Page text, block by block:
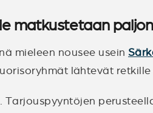
matkustetaan
mieleen nousee usein
lähtevät retkille